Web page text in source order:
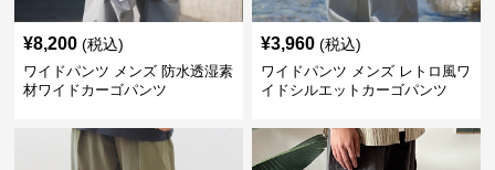
¥8,200 (税込)
ワイドパンツ メンズ 防水透湿素
材ワイドカーゴパンツ
¥3,960 (税込)
ワイドパンツ メンズ レトロ風ワ
イドシルエットカーゴパンツ